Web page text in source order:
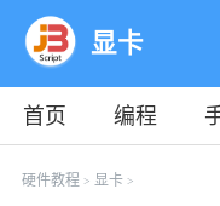
显卡
首页 编程
教程
平面
硬件教程 > 显卡>